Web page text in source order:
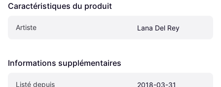
Caractéristiques du produit
Artiste Lana Del Rey
Informations supplémentaires
Listé depuis 2018-03-31